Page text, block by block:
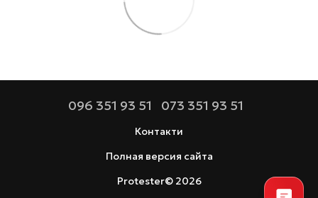
096 351 93 51 073 351 93 51
Контакти
Полная версия сайта
Protester© 2026